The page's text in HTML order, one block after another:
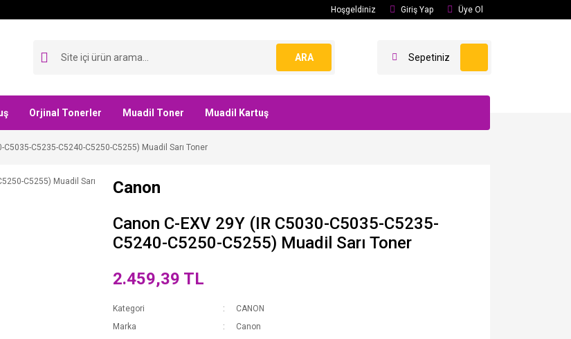
Hoşgeldiniz Giriş Yap Üye Ol
ARA Sepetiniz
Orjinal Tonerler Muadil Toner Muadil Kartuş
C5035-C5235-C5240-C5250-C5255) Muadil Sarı Toner
Canon
Canon C-EXV 29Y (IR C5030-C5035-C5235-
C5240-C5250-C5255) Muadil Sarı Toner
2.459,39 TL
Kategori
CANON
Marka
Canon